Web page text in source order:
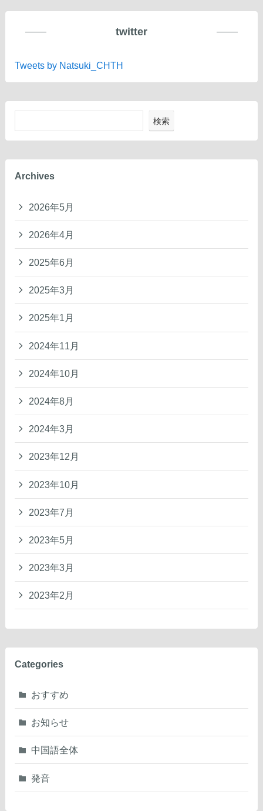
twitter
Tweets by Natsuki_CHTH
検索
Archives
2026年5月
2026年4月
2025年6月
2025年3月
2025年1月
2024年11月
2024年10月
2024年8月
2024年3月
2023年12月
2023年10月
2023年7月
2023年5月
2023年3月
2023年2月
Categories
おすすめ
お知らせ
中国語全体
発音